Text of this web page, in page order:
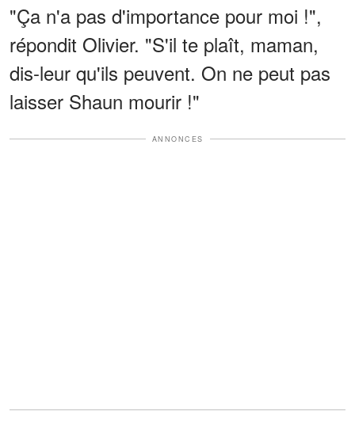
"Ça n'a pas d'importance pour moi !",
répondit Olivier. "S'il te plaît, maman,
dis-leur qu'ils peuvent. On ne peut pas
laisser Shaun mourir !"
ANNONCES